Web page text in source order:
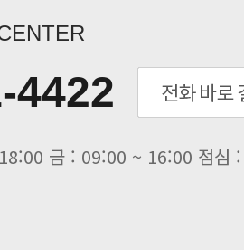
신문] “민감 데이터도 안심하
신문] 테라텍과 함께 최적의
신문] AI 인프라 써보고 결정..
자신문] 공영삼 테라텍 대표 “단..
자신문] 당신의 AI GPU, 지..
4422